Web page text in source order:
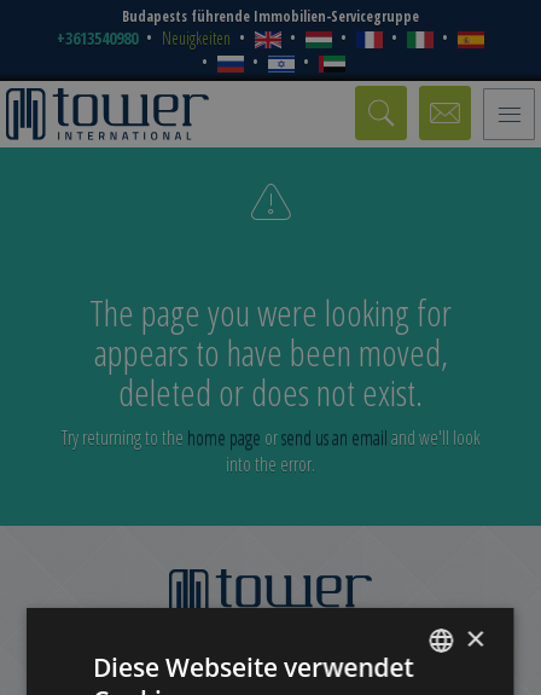
Budapests führende Immobilien-Servicegruppe
+3613540980 Neuigkeiten
Toggle
The page you were looking for
appears to have been moved,
deleted or does not exist.
Try returning to the home page orsend us an emailand we'll look
into the error.
×
Diese Webseite verwendet